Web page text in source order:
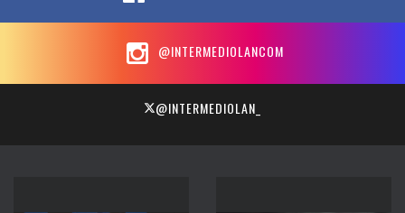
@INTERMEDIOLANCOM
@INTERMEDIOLAN_